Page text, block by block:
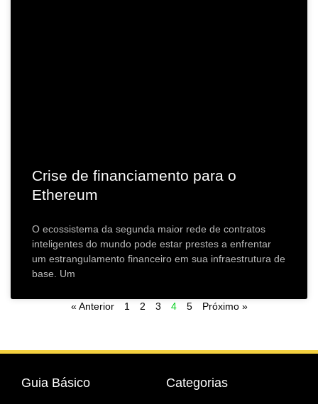
Crise de financiamento para o
Ethereum
O ecossistema da segunda maior rede de contratos
inteligentes do mundo pode estar prestes a enfrentar
um estrangulamento financeiro em sua infraestrutura de
base. Um
« Anterior 1 2 3 4 5 Próximo »
Guia Básico Categorias